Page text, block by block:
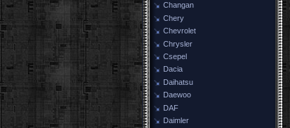
Changan
Chery
Chevrolet
Chrysler
Csepel
Dacia
Daihatsu
Daewoo
DAF
Daimler